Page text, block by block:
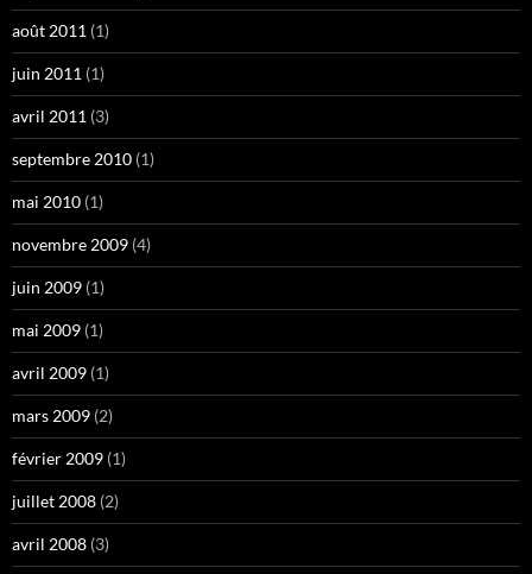
août 2011 (1)
juin 2011 (1)
avril 2011 (3)
septembre 2010 (1)
mai 2010 (1)
novembre 2009 (4)
juin 2009 (1)
mai 2009 (1)
avril 2009 (1)
mars 2009 (2)
février 2009 (1)
juillet 2008 (2)
avril 2008 (3)